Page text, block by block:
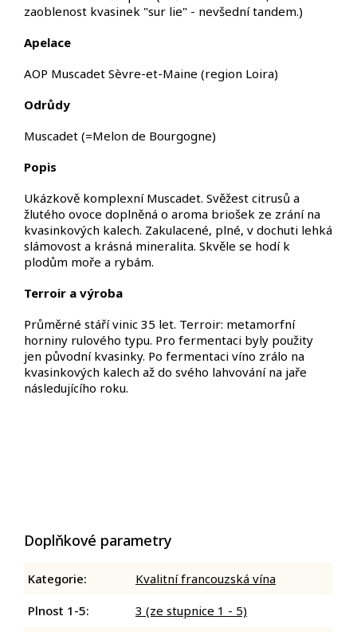
zaoblenost kvasinek "sur lie" - nevšední tandem.)
Apelace
AOP Muscadet Sèvre-et-Maine (region Loira)
Odrůdy
Muscadet (=Melon de Bourgogne)
Popis
Ukázkově komplexní Muscadet. Svěžest citrusů a
žlutého ovoce doplněná o aroma briošek ze zrání na
kvasinkových kalech. Zakulacené, plné, v dochuti lehká
slámovost a krásná mineralita. Skvěle se hodí k
plodům moře a rybám.
Terroir a výroba
Průměrné stáří vinic 35 let. Terroir: metamorfní
horniny rulového typu. Pro fermentaci byly použity
jen původní kvasinky. Po fermentaci víno zrálo na
kvasinkových kalech až do svého lahvování na jaře
následujícího roku.
Doplňkové parametry
Kategorie:
Kvalitní francouzská vína
Plnost 1-5:
3 (ze stupnice 1 - 5)